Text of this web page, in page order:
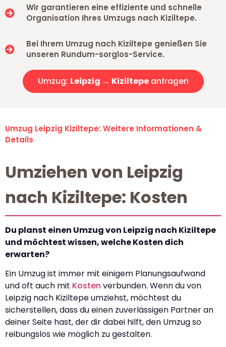
Wir garantieren eine effiziente und schnelle
Organisation Ihres Umzugs nach Kiziltepe.
Bei Ihrem Umzug nach Kiziltepe genießen Sie
unseren Rundum-sorglos-Service.
Umzug: Leipzig → Kiziltepeanfragen
Umzug Leipzig Kiziltepe: Weitere Informationen &
Details
Umziehen von Leipzig
nach Kiziltepe: Kosten
Du planst einen Umzug von Leipzig nach Kiziltepe
und möchtest wissen, welche Kosten dich
erwarten?
Ein Umzug ist immer mit einigem Planungsaufwand
und oft auch mit Kosten verbunden. Wenn du von
Leipzig nach Kiziltepe umziehst, möchtest du
sicherstellen, dass du einen zuverlässigen Partner an
deiner Seite hast, der dir dabei hilft, den Umzug so
reibungslos wie möglich zu gestalten.